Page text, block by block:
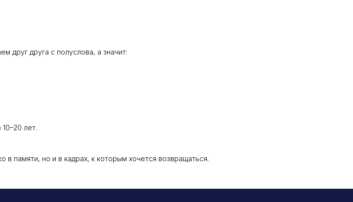
друг друга с полуслова, а значит:
лет.
памяти, но и в кадрах, к которым хочется возвращаться.